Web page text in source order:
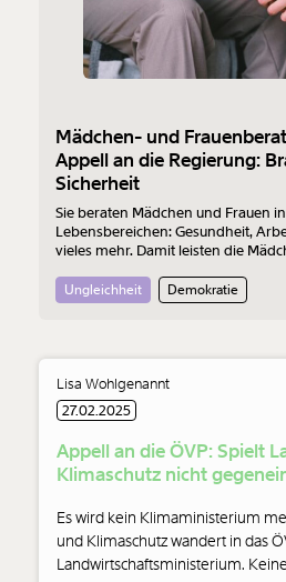
Mädchen- und
Appell an die Regierung:
Sicherheit
Sie beraten Mädchen und Frauen
Lebensbereichen: Gesundheit,
vieles mehr. Damit leisten die
Finanzierung steht auf wackeligen
neue Bundesregierung.
Ungleichheit Demokratie
Lisa Wohlgenannt
27.02.2025
Appell an die ÖVP: Spielt
Klimaschutz nicht
Es wird kein Klimaministerium
und Klimaschutz wandert in das
Landwirtschaftsministerium.